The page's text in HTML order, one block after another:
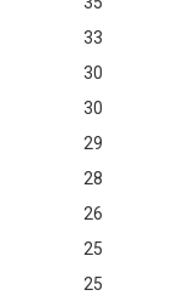
33
30
30
29
28
26
25
25